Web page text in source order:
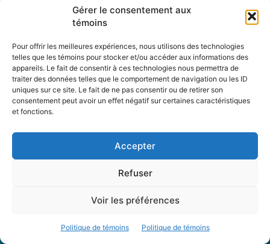
Gérer le consentement aux
témoins
Pour offrir les meilleures expériences, nous utilisons des technologies
telles que les témoins pour stocker et/ou accéder aux informations des
appareils. Le fait de consentir à ces technologies nous permettra de
traiter des données telles que le comportement de navigation ou les ID
uniques sur ce site. Le fait de ne pas consentir ou de retirer son
consentement peut avoir un effet négatif sur certaines caractéristiques
et fonctions.
Accepter
Refuser
Voir les préférences
Politique de témoins Politique de témoins
PDF Magazines
À propos
Coordonnées
Mission
Historique
Conditions générales